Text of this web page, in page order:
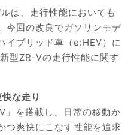
は、走行性能においても
今回の改良でガソリンモデ
イブリッド車（e:HEV）に
型ZR-Vの走行性能に関す
な走り
を搭載し、日常の移動か
つ爽快にこなす性能を追求